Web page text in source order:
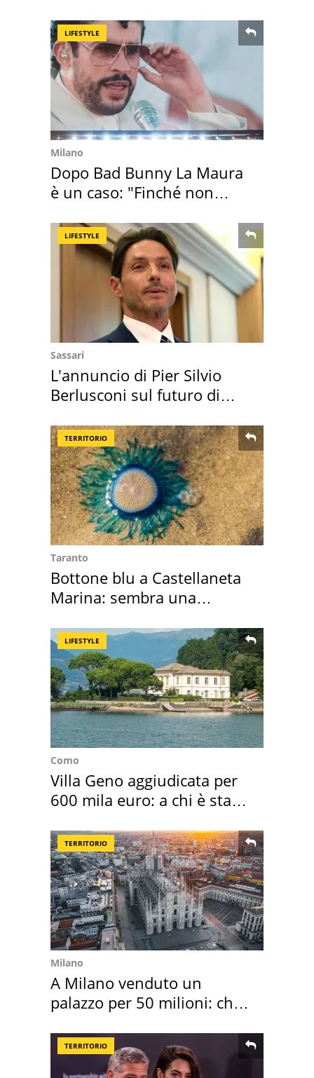
LIFESTYLE
Milano
Dopo Bad Bunny La Maura
è un caso: "Finché non
LIFESTYLE
Sassari
L'annuncio di Pier Silvio
Berlusconi sul futuro di
TERRITORIO
Taranto
Bottone blu a Castellaneta
Marina: sembra una
LIFESTYLE
Como
Villa Geno aggiudicata per
600 mila euro: a chi è stata
TERRITORIO
Milano
A Milano venduto un
palazzo per 50 milioni: chi
TERRITORIO